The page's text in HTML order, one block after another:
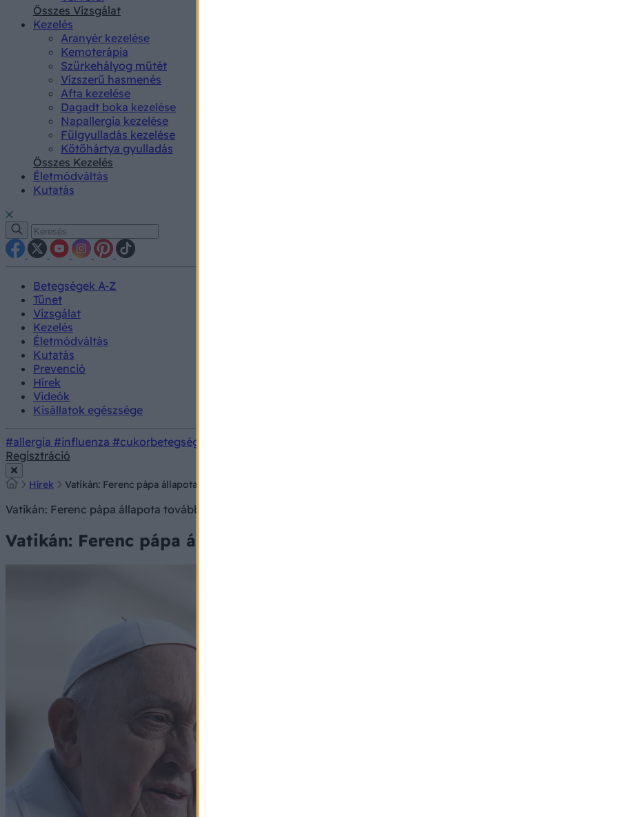
Összes Vizsgálat
Kezelés
Aranyér kezelése
Kemoterápia
Szürkehályog műtét
Vízszerű hasmenés
Afta kezelése
Dagadt boka kezelése
Napallergia kezelése
Fülgyulladás kezelése
Kötőhártya gyulladás
Összes Kezelés
Életmódváltás
Kutatás
Betegségek A-Z
Tünet
Vizsgálat
Kezelés
Életmódváltás
Kutatás
Prevenció
Hírek
Videók
Kisállatok egészsége
#allergia #influenza #cukorbetegség
Regisztráció
Hírek Vatikán: Ferenc pápa állapota továbbra is stabil, a tüdőröntgen javulást mutat
Vatikán: Ferenc pápa állapota továbbra is stabil, a tüdőröntgen javulást mutat
Vatikán: Ferenc pápa állapota továbbra is stabil, a tüdőröntgen javulást